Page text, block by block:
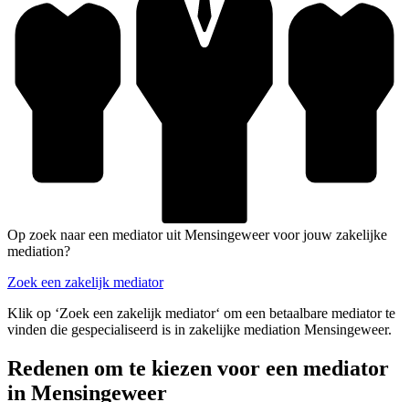
Op zoek naar een mediator uit Mensingeweer voor jouw zakelijke
mediation?
Zoek een zakelijk mediator
Klik op ‘Zoek een zakelijk mediator‘ om een betaalbare mediator te
vinden die gespecialiseerd is in zakelijke mediation Mensingeweer.
Redenen om te kiezen voor een mediator
in Mensingeweer